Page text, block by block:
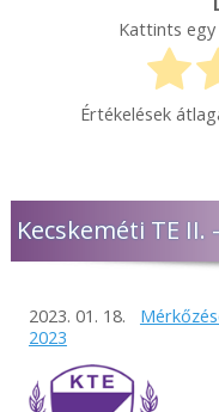
Kattints egy
Értékelések
Kecskeméti TE II.
2023. 01. 18.
2023